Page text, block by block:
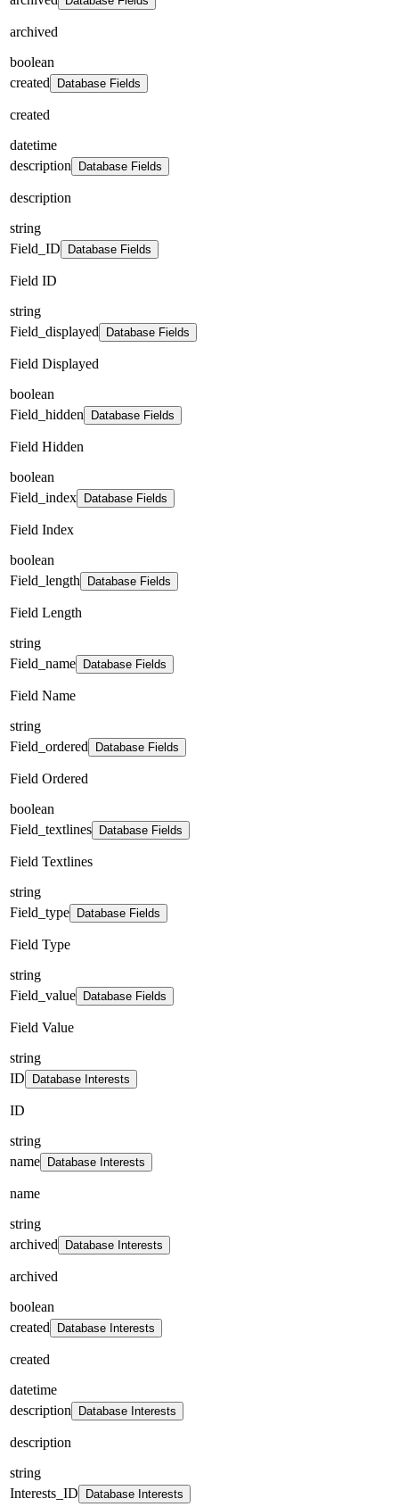
archived
boolean
created
Database Fields
created
datetime
description
Database Fields
description
string
Field_ID
Database Fields
Field ID
string
Field_displayed
Database Fields
Field Displayed
boolean
Field_hidden
Database Fields
Field Hidden
boolean
Field_index
Database Fields
Field Index
boolean
Field_length
Database Fields
Field Length
string
Field_name
Database Fields
Field Name
string
Field_ordered
Database Fields
Field Ordered
boolean
Field_textlines
Database Fields
Field Textlines
string
Field_type
Database Fields
Field Type
string
Field_value
Database Fields
Field Value
string
ID
Database Interests
ID
string
name
Database Interests
name
string
archived
Database Interests
archived
boolean
created
Database Interests
created
datetime
description
Database Interests
description
string
Interests_ID
Database Interests